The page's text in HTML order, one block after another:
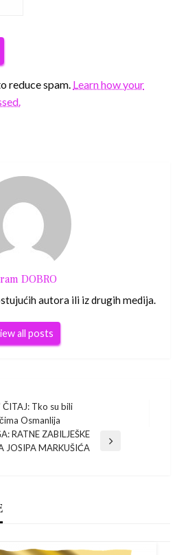
reduce spam. Learn how your
DOBRO
autora ili iz drugih medija.
all posts
ČITAJ: Tko su bili
Osmanlija
RATNE ZABILJEŠKE
JOSIPA MARKUŠIĆA